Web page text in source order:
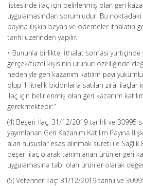
listesinde ilaç için belirlenmiş olan geri
uygulamasından sorumludur. Bu noktadaki
payına ilişkin beyan ve ödemeler ithalatın
tarihi üzerinden yapılır.
• Bununla birlikte, İthalat soması yurtiçinde
gerçek/tüzel kişisinin ürünün özelliğinde
nedeniyle geri kazanım katılım payı
olup 1 litrelik bidonlarla satılan zirai ilaçlar
ilaç için belirlenmiş olan geri kazanım
gerekmektedir.”
(4) Beşeri İlaç: 31/12/2019 tarihli ve 30995
yayımlanan Geri Kazanım Katılım Payına
alan hususlar esas alınmak sureti ile Sağlık
beşeri ilaç olarak tanımlanan ürünler geri
uygulamasına tabi olan ürünler olarak
(5) Veteriner İlaç: 31/12/2019 tarihli ve 30995